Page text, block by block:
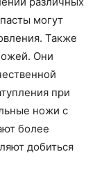
могут
Также
Они
при
ножи с
более
добиться